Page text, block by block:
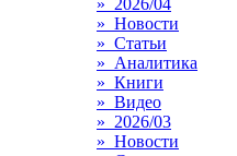
» 2026/04
» Новости
» Статьи
» Аналитика
» Книги
» Видео
» 2026/03
» Новости